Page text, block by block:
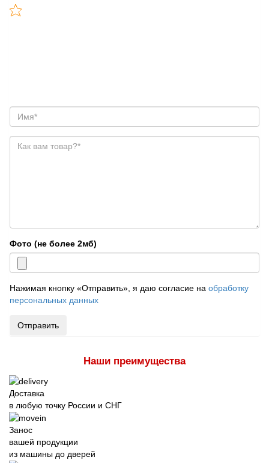
Фото (не более 2мб)
Нажимая кнопку «Отправить», я даю согласие на обработку
персональных данных
Отправить
Наши преимущества
Доставка
в любую точку России и СНГ
Занос
вашей продукции
из машины до дверей